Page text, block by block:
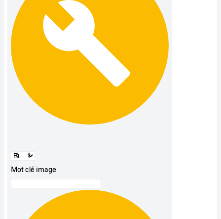
Mot clé image